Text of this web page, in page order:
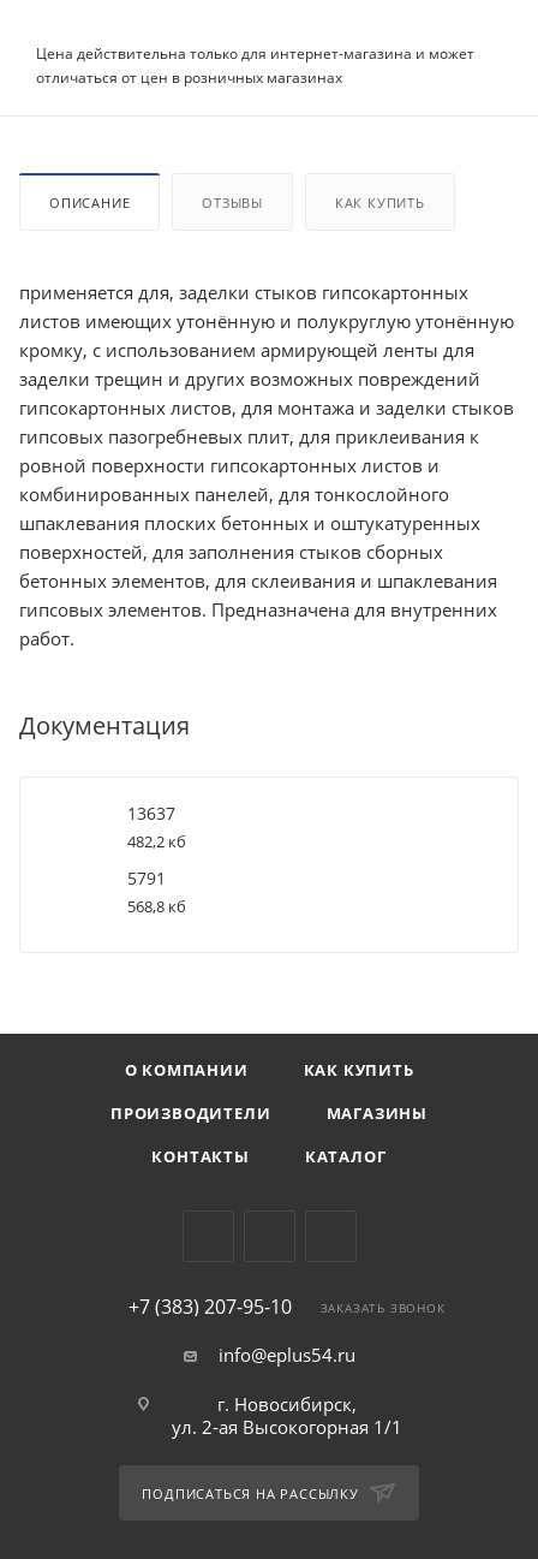
Цена действительна только для интернет-магазина и может
отличаться от цен в розничных магазинах
ОПИСАНИЕ ОТЗЫВЫ КАК КУПИТЬ
применяется для, заделки стыков гипсокартонных
листов имеющих утонённую и полукруглую утонённую
кромку, с использованием армирующей ленты для
заделки трещин и других возможных повреждений
гипсокартонных листов, для монтажа и заделки стыков
гипсовых пазогребневых плит, для приклеивания к
ровной поверхности гипсокартонных листов и
комбинированных панелей, для тонкослойного
шпаклевания плоских бетонных и оштукатуренных
поверхностей, для заполнения стыков сборных
бетонных элементов, для склеивания и шпаклевания
гипсовых элементов. Предназначена для внутренних
работ.
Документация
13637
482,2 кб
5791
568,8 кб
О КОМПАНИИ
КАК КУПИТЬ
ПРОИЗВОДИТЕЛИ
МАГАЗИНЫ
КОНТАКТЫ
КАТАЛОГ
+7 (383) 207-95-10 ЗАКАЗАТЬ ЗВОНОК
info@eplus54.ru
г. Новосибирск,
ул. 2-ая Высокогорная 1/1
ПОДПИСАТЬСЯ НА РАССЫЛКУ